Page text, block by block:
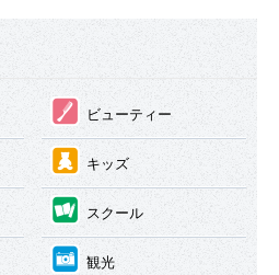
② ビューティー
④ キッズ
⑥ スクール
⑧ 観光